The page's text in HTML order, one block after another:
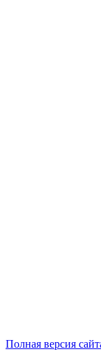
Полная версия